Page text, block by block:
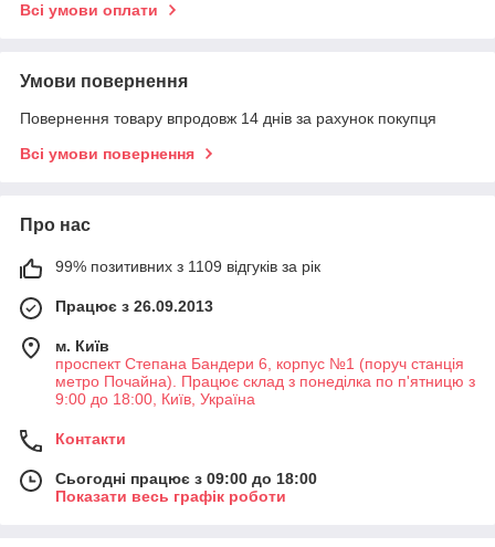
Всі умови оплати
Умови повернення
Повернення товару впродовж 14 днів за рахунок покупця
Всі умови повернення
Про нас
99% позитивних з 1109 відгуків за рік
Працює з 26.09.2013
м. Київ
проспект Степана Бандери 6, корпус №1 (поруч станція
метро Почайна). Працює склад з понеділка по п'ятницю з
9:00 до 18:00, Київ, Україна
Контакти
Сьогодні працює з 09:00 до 18:00
Показати весь графік роботи